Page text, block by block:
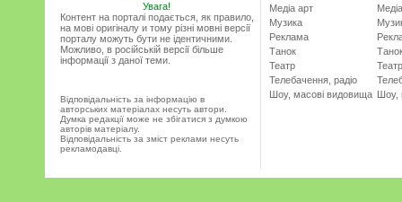
Увага!
Контент на порталі подається, як правило,
на мові оригіналу и тому різні мовні версії
порталу можуть бути не ідентичними.
Можливо, в російській версії більше
інформації з даної теми.
Відповідальність за інформацію в
авторських матеріалах несуть автори.
Думка редакції може не збігатися з думкою
авторів матеріалу.
Відповідальність за зміст реклами несуть
рекламодавці.
Медіа арт
Музика
Реклама
Танок
Театр
Телебачення, радіо
Шоу, масові видовища
Театр
Шоу,